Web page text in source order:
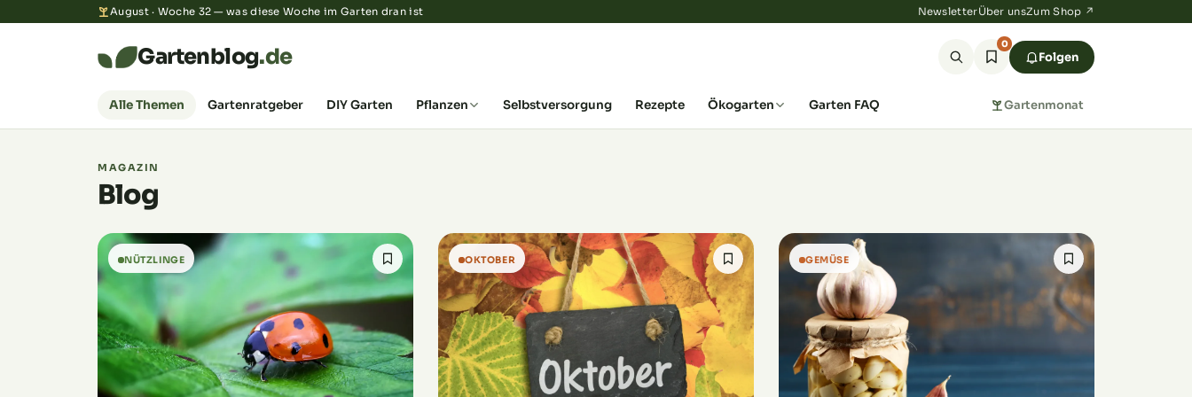
August · Woche 32 — was diese Woche im Garten dran ist NewsletterÜber unsZum Shop ↗
Gartenblog.de 0
Folgen
Alle Themen Gartenratgeber DIY Garten Pflanzen Selbstversorgung Rezepte Ökogarten Garten FAQ Gartenmonat
MAGAZIN
Blog
NÜTZLINGE OKTOBER GEMÜSE